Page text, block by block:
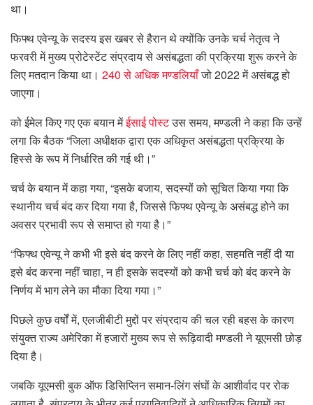
था।
फिफ्थ एवेन्यू के सदस्य इस खबर से हैरान थे क्योंकि उनके चर्च नेतृत्व ने
फरवरी में मुख्य प्रोटेस्टेंट संप्रदाय से असंबद्धता की प्रक्रिया शुरू करने के
लिए मतदान किया था। 240 से अधिक मण्डलियाँजो 2022 में असंबद्ध हो
जाएगा।
को ईमेल किए गए एक बयान मेंईसाई पोस्टउस समय, मण्डली ने कहा कि उन्हें
लगा कि बैठक “जिला अधीक्षक द्वारा एक अधिकृत असंबद्धता प्रक्रिया के
हिस्से के रूप में निर्धारित की गई थी।”
चर्च के बयान में कहा गया, “इसके बजाय, सदस्यों को सूचित किया गया कि
स्थानीय चर्च बंद कर दिया गया है, जिससे फिफ्थ एवेन्यू के असंबद्ध होने का
अवसर प्रभावी रूप से समाप्त हो गया है।”
“फिफ्थ एवेन्यू ने कभी भी इसे बंद करने के लिए नहीं कहा, सहमति नहीं दी या
इसे बंद करना नहीं चाहा, न ही इसके सदस्यों को कभी चर्च को बंद करने के
निर्णय में भाग लेने का मौका दिया गया।”
पिछले कुछ वर्षों में, एलजीबीटी मुद्दों पर संप्रदाय की चल रही बहस के कारण
संयुक्त राज्य अमेरिका में हजारों मुख्य रूप से रूढ़िवादी मण्डली ने यूएमसी छोड़
दिया है।
जबकि यूएमसी बुक ऑफ डिसिप्लिन समान-लिंग संघों के आशीर्वाद पर रोक